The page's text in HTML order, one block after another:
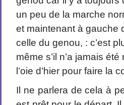
un peu de la marche
et maintenant à gauche
celle du genou, : c’est
même s’il n’a jamais
l’oie d’hier pour faire la
Il ne parlera de cela à